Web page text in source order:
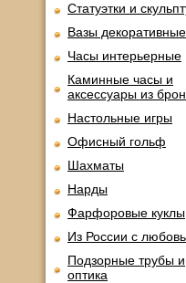
Статуэтки и
Вазы декоративные
Часы интерьерные
Каминные часы и
аксессуары из
Настольные игры
Офисный гольф
Шахматы
Нарды
Фарфоровые куклы
Из России с
Подзорные трубы и
оптика